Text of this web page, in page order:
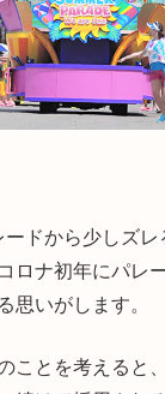
ードから少しズ
ロナ初年にパレ
思いがします。
ことを考えると